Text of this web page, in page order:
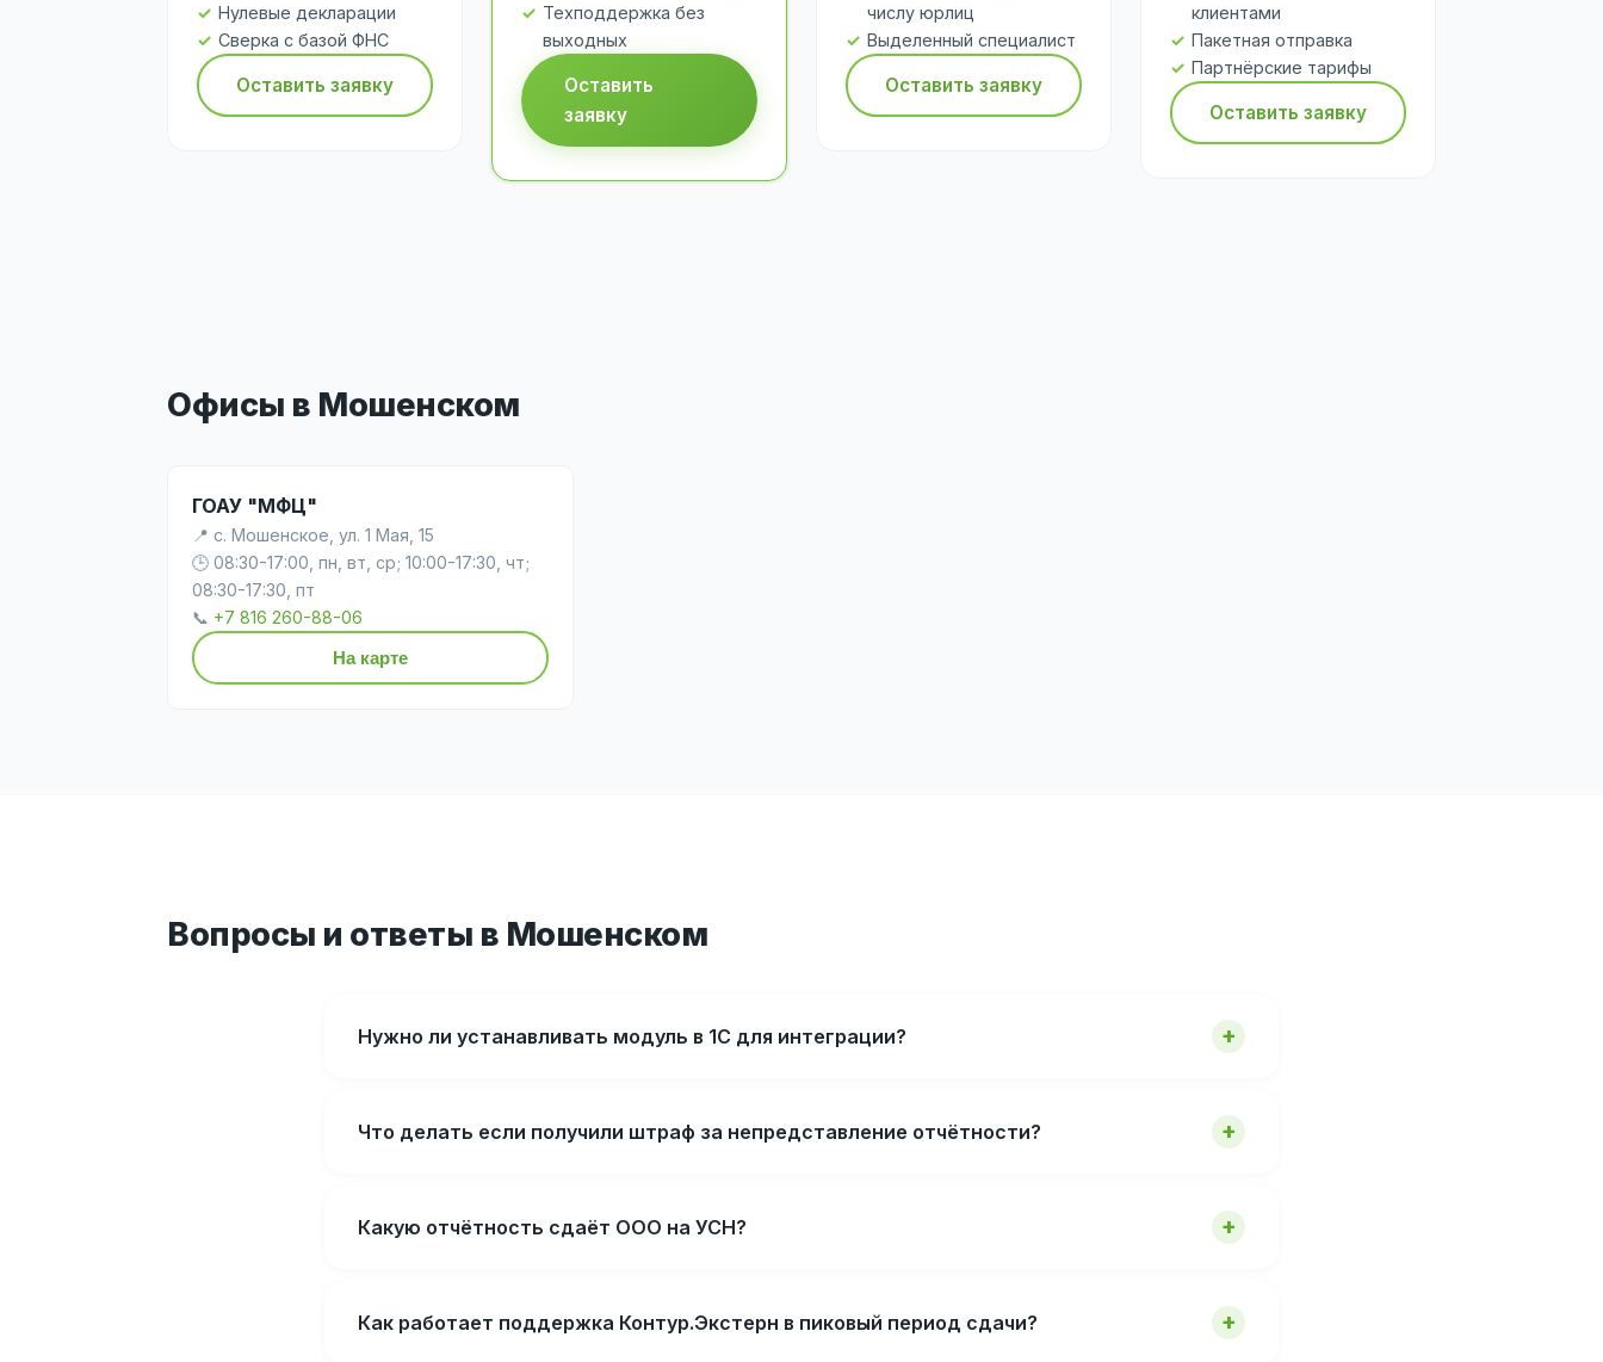
Нулевые декларации
Сверка с базой ФНС
Оставить заявку
Техподдержка без
выходных
Оставить
заявку
числу юрлиц
Выделенный специалист
Оставить заявку
клиентами
Пакетная отправка
Партнёрские тарифы
Оставить заявку
Офисы в Мошенском
ГОАУ "МФЦ"
📍 с. Мошенское, ул. 1 Мая, 15
🕒 08:30-17:00, пн, вт, ср; 10:00-17:30, чт;
08:30-17:30, пт
📞 +7 816 260-88-06
На карте
Вопросы и ответы в Мошенском
Нужно ли устанавливать модуль в 1С для интеграции?
Что делать если получили штраф за непредставление отчётности?
Какую отчётность сдаёт ООО на УСН?
Как работает поддержка Контур.Экстерн в пиковый период сдачи?